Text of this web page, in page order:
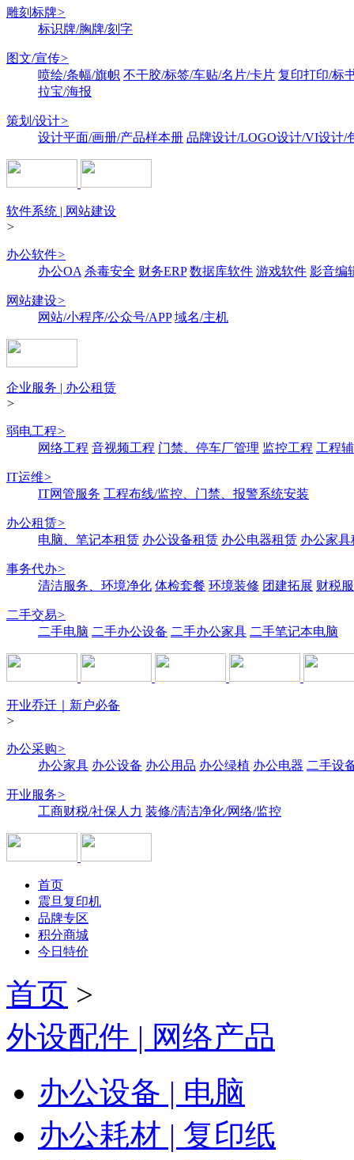
雕刻标牌>
标识牌/胸牌/刻字
图文/宣传>
喷绘/条幅/旗帜 不干胶/标签/车贴/名片/卡片 复印打印/标
拉宝/海报
策划/设计>
设计平面/画册/产品样本册 品牌设计/LOGO设计/VI设计/
软件系统 | 网站建设
>
办公软件>
办公OA 杀毒安全 财务ERP 数据库软件 游戏软件 影音编
网站建设>
网站/小程序/公众号/APP 域名/主机
企业服务 | 办公租赁
>
弱电工程>
网络工程 音视频工程 门禁、停车厂管理 监控工程 工程
IT运维>
IT网管服务 工程布线/监控、门禁、报警系统安装
办公租赁>
电脑、笔记本租赁 办公设备租赁 办公电器租赁 办公家具
事务代办>
清洁服务、环境净化 体检套餐 环境装修 团建拓展 财税
二手交易>
二手电脑 二手办公设备 二手办公家具 二手笔记本电脑
开业乔迁｜新户必备
>
办公采购>
办公家具 办公设备 办公用品 办公绿植 办公电器 二手设
开业服务>
工商财税/社保人力 装修/清洁净化/网络/监控
首页
震旦复印机
品牌专区
积分商城
今日特价
首页 >
外设配件 | 网络产品
办公设备 | 电脑
办公耗材 | 复印纸